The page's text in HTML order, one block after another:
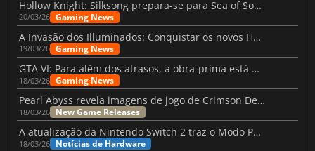
Hollow Knight: Silksong prepara-se para Sea of Sorrow com um patch
20/03/26 Gaming News
A Invasão dos Illuminados: Conquistar os novos Helldivers 2 Atualização!
19/03/26 Gaming News
GTA VI: Para além dos atrasos, a obra-prima está quase a chegar
18/03/26 Gaming News
Pearl Abyss revela imagens de jogo de Crimson Desert para a PS5
18/03/26 New Game Releases
A atualização da Nintendo Switch 2 traz o Modo Portátil aos jogos mais antigos da Switch
18/03/26 Notícias de Hardware